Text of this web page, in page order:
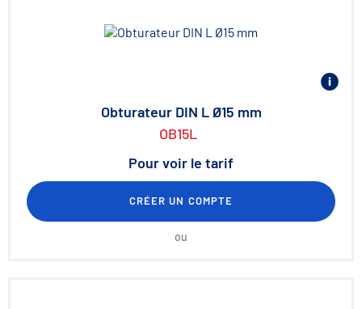
Obturateur DIN L Ø15 mm
OB15L
Pour voir le tarif
CRÉER UN COMPTE
ou